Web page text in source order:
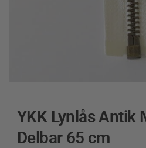
YKK Lynlås Antik
Delbar 65 cm